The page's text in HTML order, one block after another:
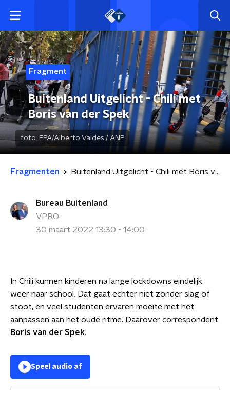
Fragment
Buitenland Uitgelicht - Chili met
Boris van der Spek
foto: EPA/Alberto Valdes / ANP
Fragmenten Buitenland Uitgelicht - Chili met Boris van der Spek
Bureau Buitenland
VPRO
30 maart 2022 13:30 - 14:00
In Chili kunnen kinderen na lange lockdowns eindelijk
weer naar school. Dat gaat echter niet zonder slag of
stoot, en veel studenten ervaren moeite met het
aanpassen aan het oude ritme. Daarover correspondent
Boris van der Spek.
Speel audio af